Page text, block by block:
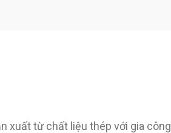
xuất từ chất liệu thép với gia